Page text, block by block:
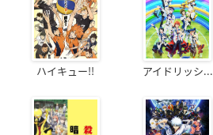
ハイキュー!! アイドリッシ...